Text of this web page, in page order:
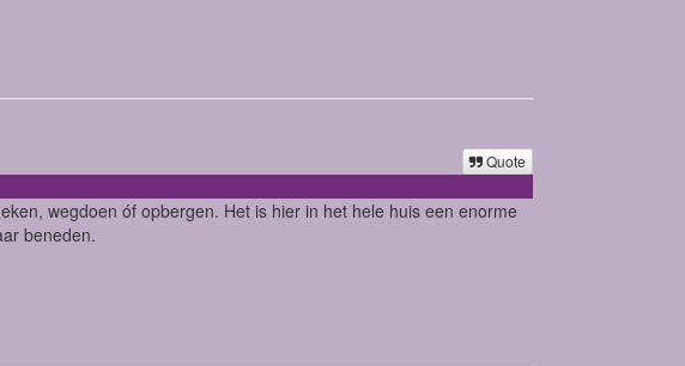
Quote
wegdoen óf opbergen. Het is hier in het hele huis een enorme
beneden.